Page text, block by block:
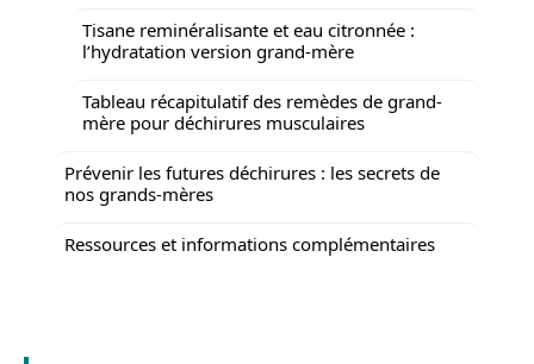
Tisane reminéralisante et eau citronnée :
l’hydratation version grand-mère
Tableau récapitulatif des remèdes de grand-
mère pour déchirures musculaires
Prévenir les futures déchirures : les secrets de
nos grands-mères
Ressources et informations complémentaires